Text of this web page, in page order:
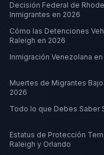
Decisión Federal de
Inmigrantes en 2026
Cómo las Detenciones
Raleigh en 2026
Inmigración Venezolana
Muertes de Migrantes
2026
Todo lo que Debes Saber
Estatus de Protección
Raleigh y Orlando